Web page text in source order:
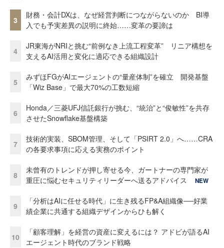
3
財務・会計DXは、なぜ経営判断につながらないのか BI導
入でも予実差異の説明に終始……変革の要諦は
4
JR東海がNRIと挑む“前例なき上流工程変革” リニア構想を
支えるAI活用と変化に適応できる組織設計
5
みずほFGがAIエージェントの“量産体制”を確立 開発基盤
「Wiz Base」で最大70%の工数短縮
6
Honda／三菱UFJ信託銀行が挑む、“統治”と“俊敏性”を共存
させたSnowflake基盤構築
7
技術的実装、SBOM管理、そして「PSIRT 2.0」へ……CRA
の各要求事項に応える実務のポイント
8
未曾有のトレンドが押し寄せる今、ガートナーの専門家が
重圧に悩むセキュリティリーダーへ送るアドバイス
NEW
9
「分析はAIに任せる時代」に生き残るFP&A組織像──好業
績企業に共通する組織デザインからひも解く
10
「顧客理解」を経営の資産に変えるには？ アドビが語るAI
エージェント時代のブランド戦略